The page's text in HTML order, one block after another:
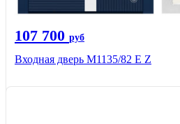
107 700 руб
Входная дверь М1135/82 Е Z